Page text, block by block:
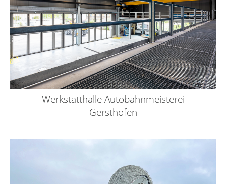
Werkstatthalle Autobahnmeisterei
Gersthofen